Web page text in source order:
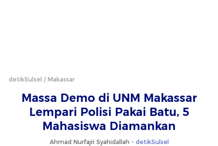
detikSulsel Makassar
Massa Demo di UNM Makassar
Lempari Polisi Pakai Batu, 5
Mahasiswa Diamankan
Ahmad Nurfajri Syahidallah - detikSulsel